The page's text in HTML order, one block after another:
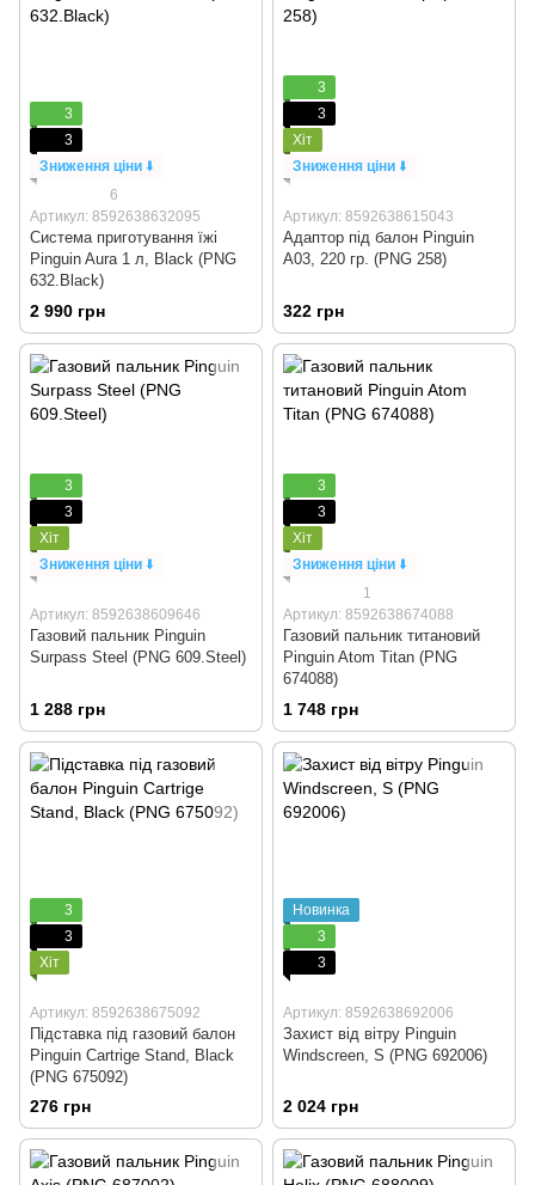
3
3
Зниження ціни ⬇️
6
Артикул: 8592638632095
Система приготування їжі
Pinguin Aura 1 л, Black (PNG
632.Black)
2 990 грн
3
3
Хіт
Зниження ціни ⬇️
Артикул: 8592638615043
Адаптор під балон Pinguin
A03, 220 гр. (PNG 258)
322 грн
3
3
Хіт
Зниження ціни ⬇️
Артикул: 8592638609646
Газовий пальник Pinguin
Surpass Steel (PNG 609.Steel)
1 288 грн
3
3
Хіт
Зниження ціни ⬇️
1
Артикул: 8592638674088
Газовий пальник титановий
Pinguin Atom Titan (PNG
674088)
1 748 грн
3
3
Хіт
Артикул: 8592638675092
Підставка під газовий балон
Pinguin Cartrige Stand, Black
(PNG 675092)
276 грн
Новинка
3
3
Артикул: 8592638692006
Захист від вітру Pinguin
Windscreen, S (PNG 692006)
2 024 грн